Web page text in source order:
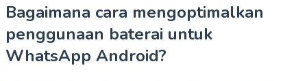
Bagaimana cara mengoptimalkan
penggunaan baterai untuk
WhatsApp Android?